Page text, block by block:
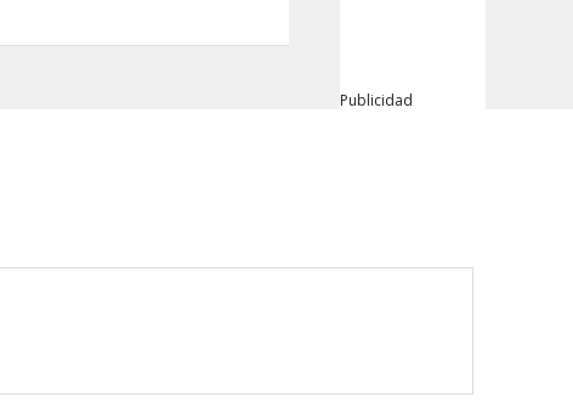
Publicidad